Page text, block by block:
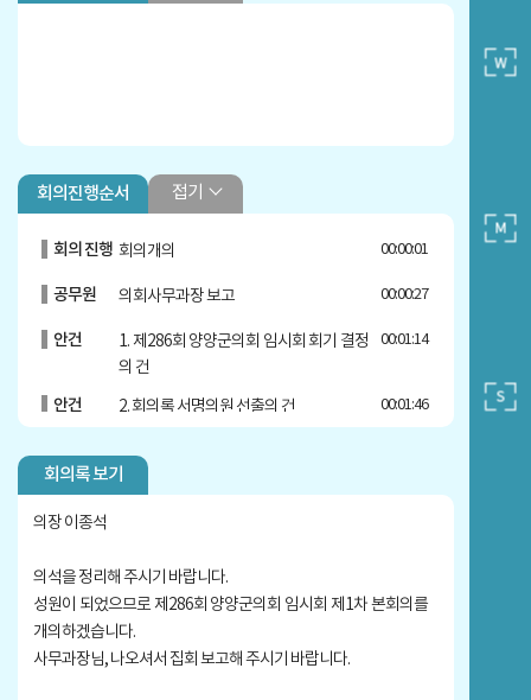
회의진행순서 접기
회의 진행 회의개의 00:00:01
공무원 의회사무과장 보고 00:00:27
안건
1. 제286회 양양군의회 임시회 회기 결정
의 건
00:01:14
안건 2. 회의록 서명의원 선출의 건 00:01:46
3. 양양군 비행안전구역 내 고도 제한 완
화 및 헬기 소음피해 저감 촉구 건의문 채
안건
4. 한국수산자원공단 강원본부 신설 및 양
양군 유치 건의문 채택의 건
의원 오세만 의원 건의문 낭독
회의록 보기
의장 이종석
의석을 정리해 주시기 바랍니다.
성원이 되었으므로 제286회 양양군의회 임시회 제1차 본회의를
개의하겠습니다.
사무과장님, 나오셔서 집회 보고해 주시기 바랍니다.